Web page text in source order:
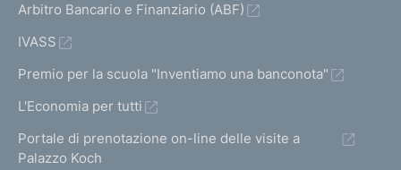
Arbitro Bancario e Finanziario (ABF)
IVASS
Premio per la scuola "Inventiamo una banconota"
L'Economia per tutti
Portale di prenotazione on-line delle visite a
Palazzo Koch